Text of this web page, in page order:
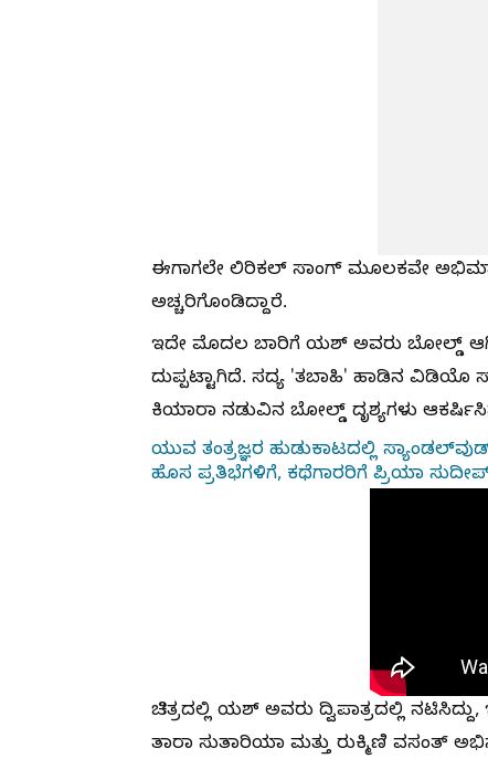
ಈಗಾಗಲೇ ಲಿರಿಕಲ್ ಸಾಂಗ್ ಮೂಲಕವೇ
ಅಚ್ಚರಿಗೊಂಡಿದ್ದಾರೆ.
ಇದೇ ಮೊದಲ ಬಾರಿಗೆ ಯಶ್‌ ಅವರು ಬೋಲ್ಡ್ ಆಗಿ
ದುಪ್ಪಟ್ಟಾಗಿದೆ. ಸದ್ಯ 'ತಬಾಹಿ' ಹಾಡಿನ ವಿಡಿಯೊ
ಕಿಯಾರಾ ನಡುವಿನ ಬೋಲ್ಡ್ ದೃಶ್ಯಗಳು
ಯುವ ತಂತ್ರಜ್ಞರ ಹುಡುಕಾಟದಲ್ಲಿ
ಹೊಸ ಪ್ರತಿಭೆಗಳಿಗೆ, ಕಥೆಗಾರರಿಗೆ ಪ್ರಿಯಾ
ಚಿತ್ರದಲ್ಲಿ ಯಶ್ ಅವರು ದ್ವಿಪಾತ್ರದಲ್ಲಿ
ತಾರಾ ಸುತಾರಿಯಾ ಮತ್ತು ರುಕ್ಮಿಣಿ ವಸಂತ್